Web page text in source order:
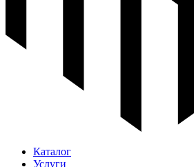
Каталог
Услуги